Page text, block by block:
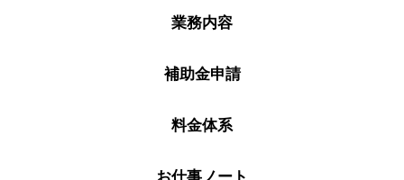
業務内容
補助金申請
料金体系